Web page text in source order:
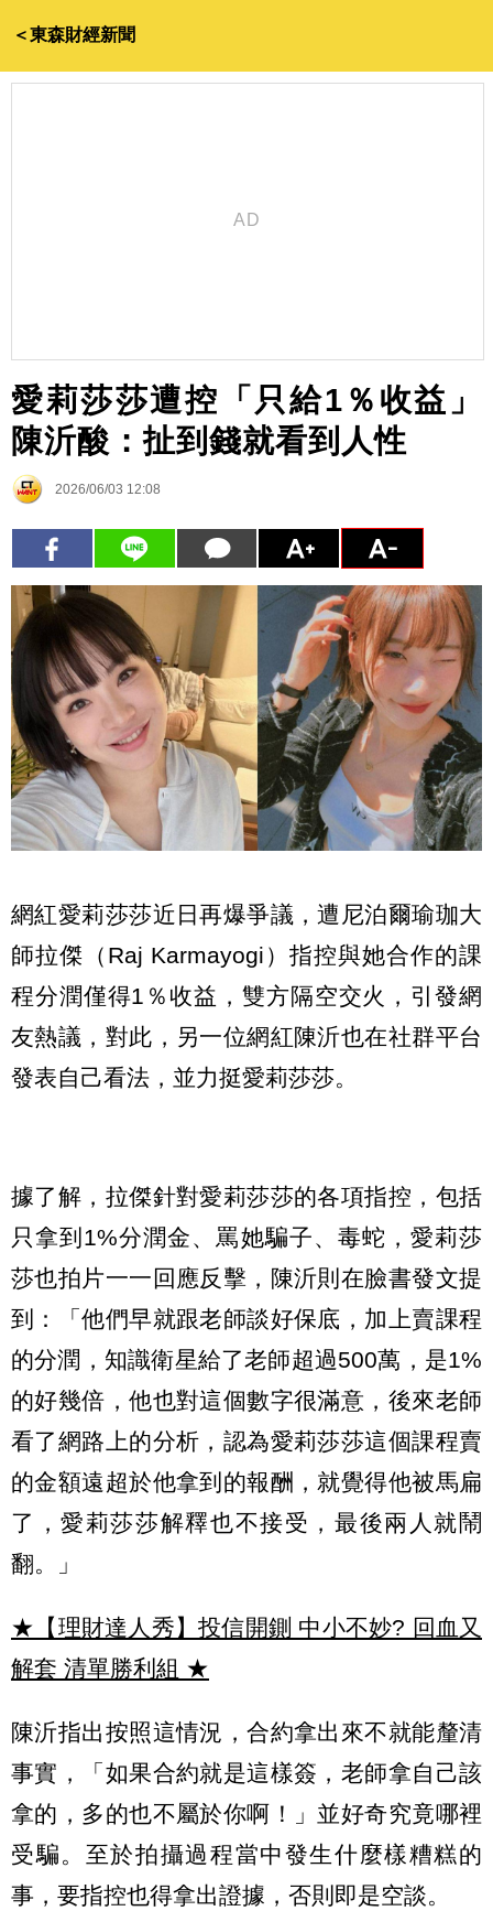
＜東森財經新聞
愛莉莎莎遭控「只給1％收益」
陳沂酸：扯到錢就看到人性
2026/06/03 12:08
網紅愛莉莎莎近日再爆爭議，遭尼泊爾瑜珈大
師拉傑（Raj Karmayogi）指控與她合作的課
程分潤僅得1％收益，雙方隔空交火，引發網
友熱議，對此，另一位網紅陳沂也在社群平台
發表自己看法，並力挺愛莉莎莎。
據了解，拉傑針對愛莉莎莎的各項指控，包括
只拿到1%分潤金、罵她騙子、毒蛇，愛莉莎
莎也拍片一一回應反擊，陳沂則在臉書發文提
到：「他們早就跟老師談好保底，加上賣課程
的分潤，知識衛星給了老師超過500萬，是1%
的好幾倍，他也對這個數字很滿意，後來老師
看了網路上的分析，認為愛莉莎莎這個課程賣
的金額遠超於他拿到的報酬，就覺得他被馬扁
了，愛莉莎莎解釋也不接受，最後兩人就鬧
翻。」
★【理財達人秀】投信開鍘 中小不妙? 回血又
解套 清單勝利組 ★
陳沂指出按照這情況，合約拿出來不就能釐清
事實，「如果合約就是這樣簽，老師拿自己該
拿的，多的也不屬於你啊！」並好奇究竟哪裡
受騙。至於拍攝過程當中發生什麼樣糟糕的
事，要指控也得拿出證據，否則即是空談。